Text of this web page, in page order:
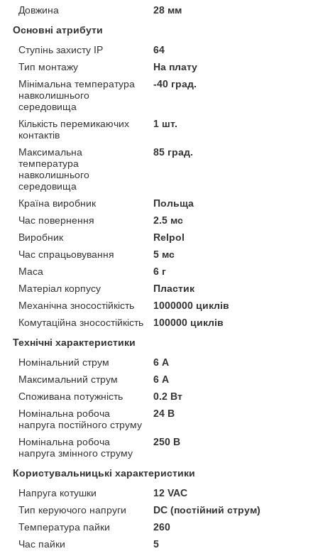
Довжина
28 мм
Основні атрибути
Ступінь захисту IP
64
Тип монтажу
На плату
Мінімальна температура
навколишнього
середовища
-40 град.
Кількість перемикаючих
контактів
1 шт.
Максимальна
температура
навколишнього
середовища
85 град.
Країна виробник
Польща
Час повернення
2.5 мс
Виробник
Relpol
Час спрацьовування
5 мс
Маса
6 г
Матеріал корпусу
Пластик
Механічна зносостійкість
1000000 циклів
Комутаційна зносостійкість
100000 циклів
Технічні характеристики
Номінальний струм
6 А
Максимальний струм
6 А
Споживана потужність
0.2 Вт
Номінальна робоча
напруга постійного струму
24 В
Номінальна робоча
напруга змінного струму
250 В
Користувальницькі характеристики
Напруга котушки
12 VAC
Тип керуючого напруги
DC (постійний струм)
Температура пайки
260
Час пайки
5